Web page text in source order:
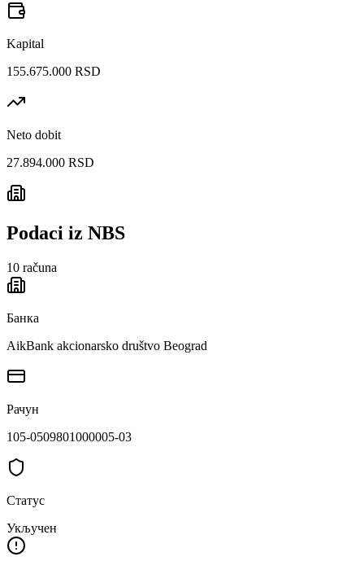
Kapital
155.675.000 RSD
Neto dobit
27.894.000 RSD
Podaci iz NBS
10 računa
Банка
AikBank akcionarsko društvo Beograd
Рачун
105-0509801000005-03
Статус
Укључен